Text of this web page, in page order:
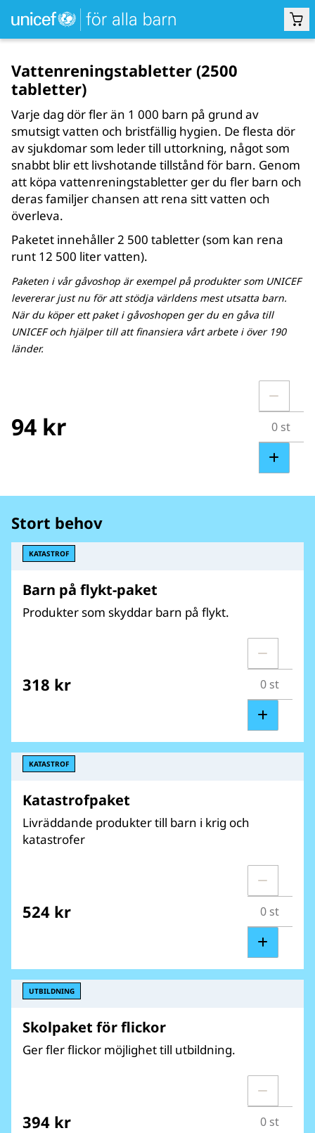
VATTEN & SANITET
Vattenreningstabletter (2500
tabletter)
Varje dag dör fler än 1 000 barn på grund av
smutsigt vatten och bristfällig hygien. De flesta dör
av sjukdomar som leder till uttorkning, något som
snabbt blir ett livshotande tillstånd för barn. Genom
att köpa vattenreningstabletter ger du fler barn och
deras familjer chansen att rena sitt vatten och
överleva.
Paketet innehåller 2 500 tabletter (som kan rena
runt 12 500 liter vatten).
Paketen i vår gåvoshop är exempel på produkter som UNICEF
levererar just nu för att stödja världens mest utsatta barn.
När du köper ett paket i gåvoshopen ger du en gåva till
UNICEF och hjälper till att finansiera vårt arbete i över 190
länder.
94 kr
Stort behov
KATASTROF
Barn på flykt-paket
Produkter som skyddar barn på flykt.
318 kr
KATASTROF
Katastrofpaket
Livräddande produkter till barn i krig och
katastrofer
524 kr
UTBILDNING
Skolpaket för flickor
Ger fler flickor möjlighet till utbildning.
394 kr